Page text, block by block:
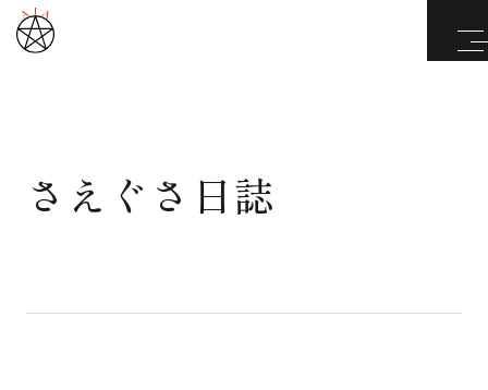
武道と医道
さえぐさ日誌